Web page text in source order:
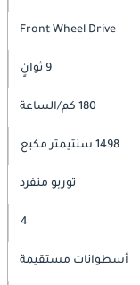
Front Wheel Drive
9 ثوانٍ
180 كم/الساعة
1498 سنتيمتر مكبع
توربو منفرد
4
أسطوانات مستقيمة